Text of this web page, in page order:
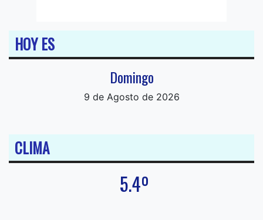
HOY ES
Domingo
9 de Agosto de 2026
CLIMA
5.4º